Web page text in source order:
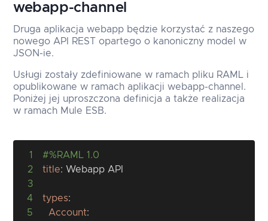
webapp-channel
Druga aplikacja webapp będzie korzystać z naszego
nowego API REST opartego o kanoniczny model w
JSON-ie.
Usługi zostały zdefiniowane w ramach pliku RAML i
opublikowane w ramach aplikacji webapp-channel.
Poniżej jej uproszczona definicja a także realizacja
w ramach Mule ESB.
1
#%RAML 1.0
2
title:
3
4
types:
5
Account: